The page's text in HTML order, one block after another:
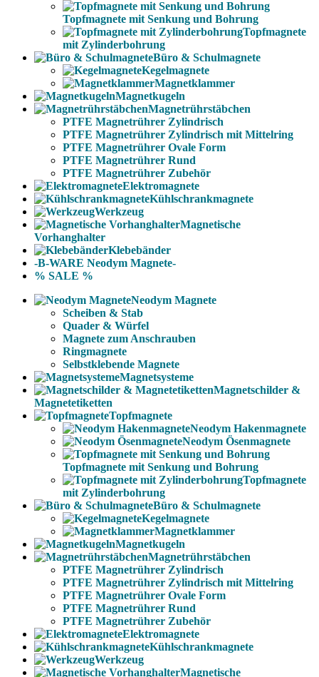
Topfmagnete mit Senkung und Bohrung
Topfmagnete
mit Zylinderbohrung
Büro & Schulmagnete
Kegelmagnete
Magnetklammer
Magnetkugeln
Magnetrührstäbchen
PTFE Magnetrührer Zylindrisch
PTFE Magnetrührer Zylindrisch mit Mittelring
PTFE Magnetrührer Ovale Form
PTFE Magnetrührer Rund
PTFE Magnetrührer Zubehör
Elektromagnete
Kühlschrankmagnete
Werkzeug
Magnetische
Vorhanghalter
Klebebänder
-B-WARE Neodym Magnete-
% SALE %
Neodym Magnete
Scheiben & Stab
Quader & Würfel
Magnete zum Anschrauben
Ringmagnete
Selbstklebende Magnete
Magnetsysteme
Magnetschilder &
Magnetetiketten
Topfmagnete
Neodym Hakenmagnete
Neodym Ösenmagnete
Topfmagnete mit Senkung und Bohrung
Topfmagnete
mit Zylinderbohrung
Büro & Schulmagnete
Kegelmagnete
Magnetklammer
Magnetkugeln
Magnetrührstäbchen
PTFE Magnetrührer Zylindrisch
PTFE Magnetrührer Zylindrisch mit Mittelring
PTFE Magnetrührer Ovale Form
PTFE Magnetrührer Rund
PTFE Magnetrührer Zubehör
Elektromagnete
Kühlschrankmagnete
Werkzeug
Magnetische